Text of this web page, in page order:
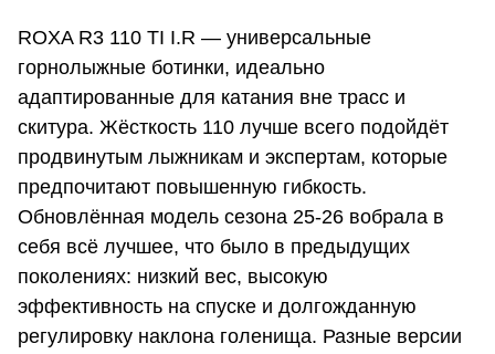
ROXA R3 110 TI I.R — универсальные
горнолыжные ботинки, идеально
адаптированные для катания вне трасс и
скитура. Жёсткость 110 лучше всего подойдёт
продвинутым лыжникам и экспертам, которые
предпочитают повышенную гибкость.
Обновлённая модель сезона 25-26 вобрала в
себя всё лучшее, что было в предыдущих
поколениях: низкий вес, высокую
эффективность на спуске и долгожданную
регулировку наклона голенища. Разные версии